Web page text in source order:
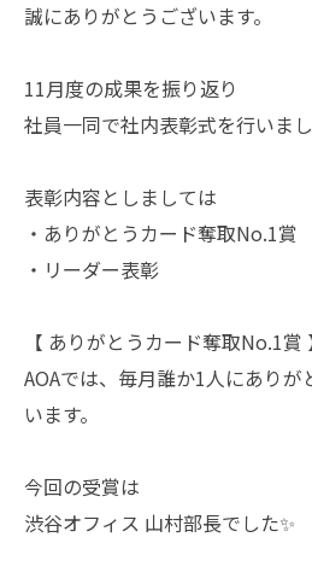
誠にありがとうございます。
11月度の成果を振り返り
社員一同で社内表彰式を行いま
表彰内容としましては
・ありがとうカード奪取No.1賞
・リーダー表彰
【 ありがとうカード奪取No.1賞
AOAでは、毎月誰か1人にありが
います。
今回の受賞は
渋谷オフィス 山村部長でした✨